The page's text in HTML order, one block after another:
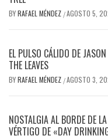
BYRAFAEL MÉNDEZ /AGOSTO 5,
EL PULSO CÁLIDO DE
THE LEAVES
BYRAFAEL MÉNDEZ /AGOSTO 3,
NOSTALGIA AL BORDE DE
VÉRTIGO DE «DAY